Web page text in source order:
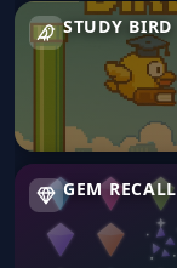
STUDY BIRD
Study Bird
GEM RECALL
Gem Recall